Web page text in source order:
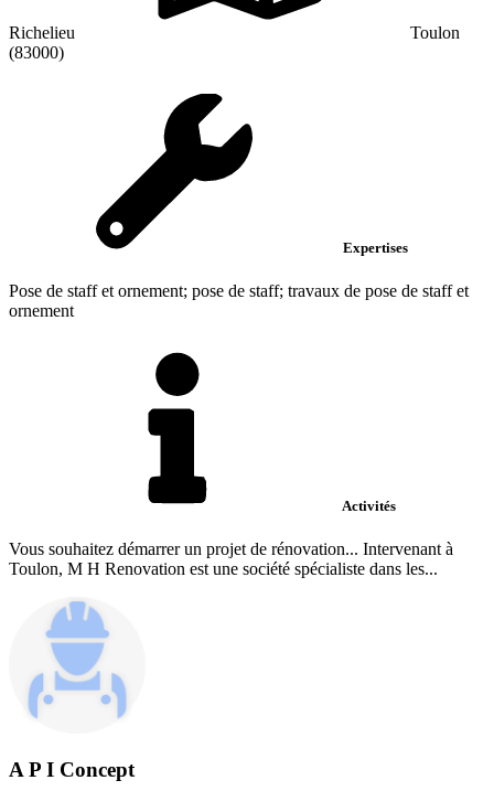
Richelieu
Toulon
(83000)
Expertises
Pose de staff et ornement; pose de staff; travaux de pose de staff et
ornement
Activités
Vous souhaitez démarrer un projet de rénovation... Intervenant à
Toulon, M H Renovation est une société spécialiste dans les...
A P I Concept